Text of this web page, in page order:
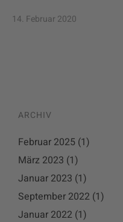
14. Februar 2020
ARCHIV
Februar 2025 (1)
März 2023 (1)
Januar 2023 (1)
September 2022 (1)
Januar 2022 (1)